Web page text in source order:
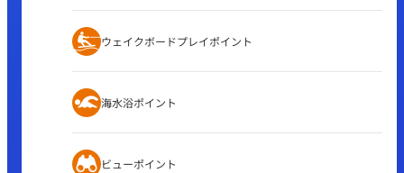
ウェイクボードプレイポイント
海水浴ポイント
ビューポイント